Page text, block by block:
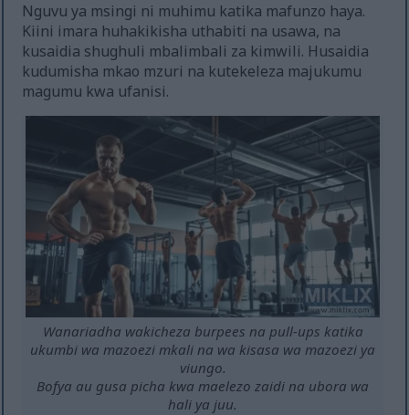
Nguvu ya msingi ni muhimu katika mafunzo haya.
Kiini imara huhakikisha uthabiti na usawa, na
kusaidia shughuli mbalimbali za kimwili. Husaidia
kudumisha mkao mzuri na kutekeleza majukumu
magumu kwa ufanisi.
Wanariadha wakicheza burpees na pull-ups katika
ukumbi wa mazoezi mkali na wa kisasa wa mazoezi ya
viungo.
Bofya au gusa picha kwa maelezo zaidi na ubora wa
hali ya juu.